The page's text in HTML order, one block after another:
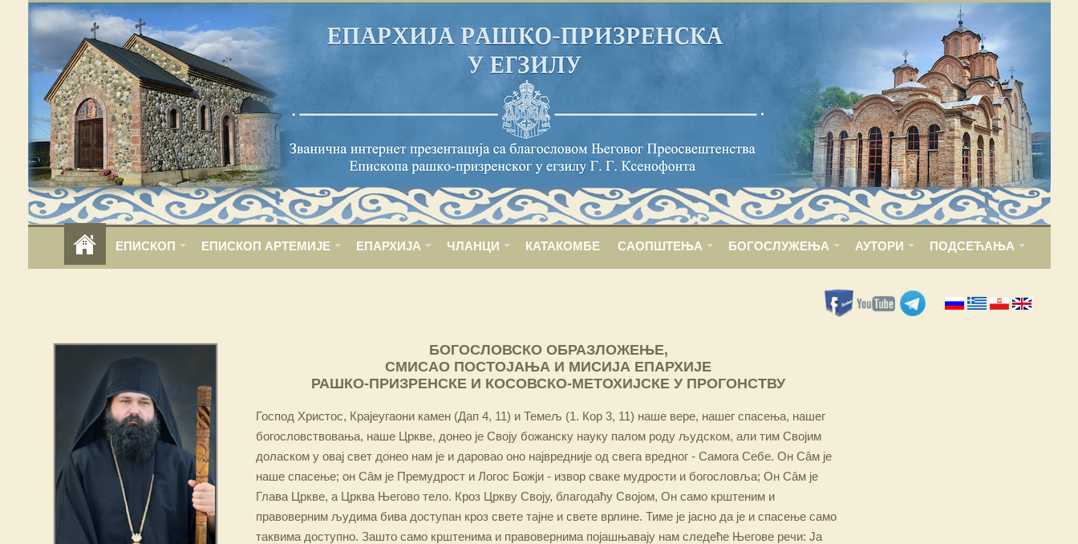
ЕПИСКОП ЕПИСКОП АРТЕМИЈЕ ЕПАРХИЈА ЧЛАНЦИ КАТАКОМБЕ САОПШТЕЊА БОГОСЛУЖЕЊА АУТОРИ ПОДСЕЋАЊА
БОГОСЛОВСКО ОБРАЗЛОЖЕЊЕ,
СМИСАО ПОСТОЈАЊА И МИСИЈА ЕПАРХИЈЕ
РАШКО-ПРИЗРЕНСКЕ И КОСОВСКО-МЕТОХИЈСКЕ У ПРОГОНСТВУ
Господ Христос, Крајеугаони камен (Дап 4, 11) и Темељ (1. Кор 3, 11) наше вере, нашег спасења, нашег
богословствовања, наше Цркве, донео је Своју божанску науку палом роду људском, али тим Својим
доласком у овај свет донео нам је и даровао оно највредније од свега вредног - Самога Себе. Он Сâм је
наше спасење; он Сâм је Премудрост и Логос Божји - извор сваке мудрости и богословља; Он Сâм је
Глава Цркве, а Црква Његово тело. Кроз Цркву Своју, благодаћу Својом, Он само крштеним и
правоверним људима бива доступан кроз свете тајне и свете врлине. Тиме је јасно да је и спасење само
таквима доступно. Зашто само крштенима и правовернима појашњавају нам следеће Његове речи: Ја